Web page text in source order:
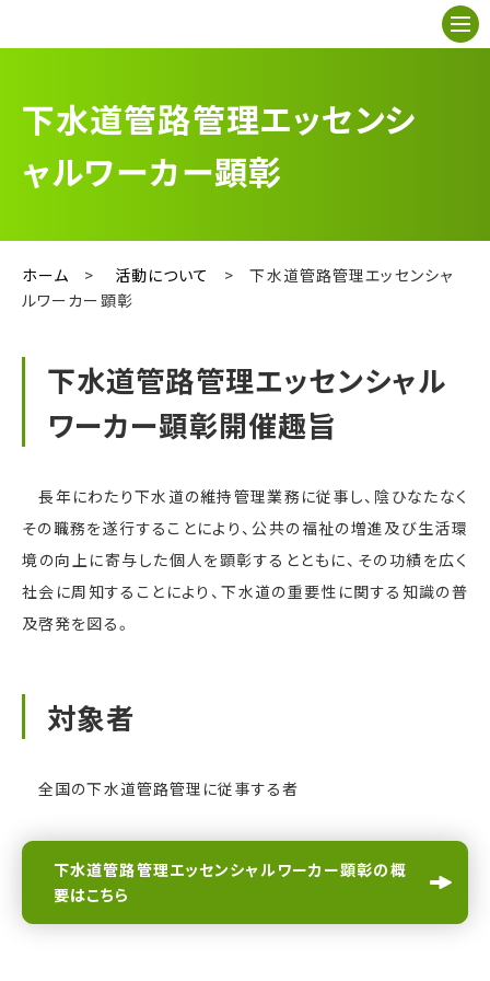
設立趣意
財団概要
体験学習等の募集
募集要項
お問い合わせはこちら
下水道管路管理エッセンシ
ャルワーカー顕彰
ホーム > 活動について >
下水道管路管理エッセンシャ
ルワーカー顕彰
下水道管路管理エッセンシャル
ワーカー顕彰開催趣旨
長年にわたり下水道の維持管理業務に従事し、陰ひなたなく
その職務を遂行することにより、公共の福祉の増進及び生活環
境の向上に寄与した個人を顕彰するとともに、その功績を広く
社会に周知することにより、下水道の重要性に関する知識の普
及啓発を図る。
対象者
全国の下水道管路管理に従事する者
下水道管路管理エッセンシャルワーカー顕彰の概
要はこちら